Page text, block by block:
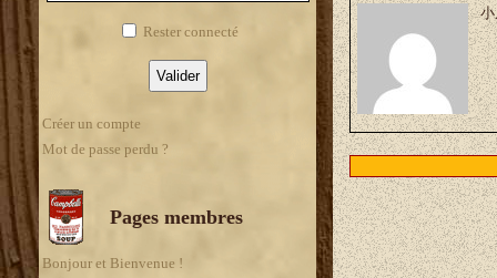
Rester connecté
Créer un compte
Mot de passe perdu ?
Pages membres
Bonjour et Bienvenue !